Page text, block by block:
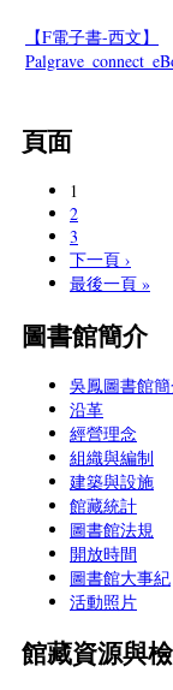
【F電子書-西文】
頁面
1
2
3
下一頁 ›
最後一頁 »
圖書館簡介
吳鳳圖書館
沿革
經營理念
組織與編制
建築與設施
館藏統計
圖書館法規
開放時間
圖書館大事紀
活動照片
館藏資源與